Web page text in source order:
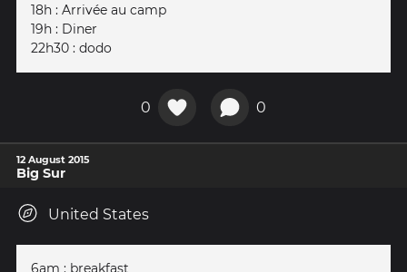
18h : Arrivée au camp
19h : Diner
22h30 : dodo
0 0
12 August 2015
Big Sur
United States